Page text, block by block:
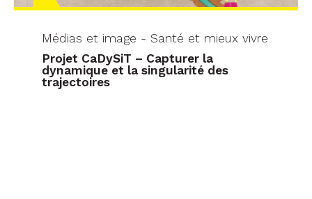
Médias et image - Santé et mieux vivre
Projet CaDySiT – Capturer la
dynamique et la singularité des
trajectoires